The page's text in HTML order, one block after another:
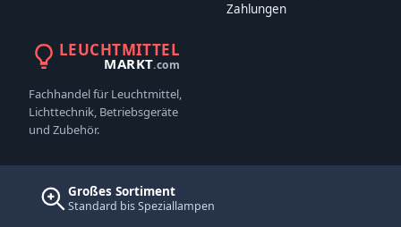
Zahlungen
LEUCHTMITTEL
MARKT.com
Fachhandel für Leuchtmittel,
Lichttechnik, Betriebsgeräte
und Zubehör.
Großes Sortiment
Standard bis Speziallampen